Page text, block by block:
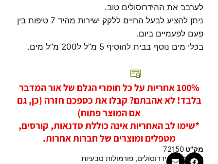
לערבב את ההידרוסולים טוב.
ניתן להציע לבעל החיים ללקק ישירות מהיד 7 טיפות בין
פעם לפעמיים ביום.
בכלי מים נוסף בבית להוסיף 5 מ”ל ל200 מ”ל מים.
100% אחריות על כל חומרי הגלם של אור המדבר
בלבד! לא אהבתם? קבלו את כספכם חזרה (כן, גם
אם המוצר פתוח)
*שימו לב האחריות אינה כוללת סדנאות, קורסים,
מטפלים ומוצרים של חברות אחרות.
מק"ט 72150
קטגוריות הידרוסולים, פורמולות טבעיות